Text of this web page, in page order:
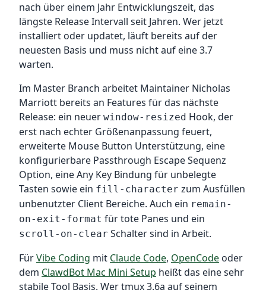
nach über einem Jahr Entwicklungszeit, das
längste Release Intervall seit Jahren. Wer jetzt
installiert oder updatet, läuft bereits auf der
neuesten Basis und muss nicht auf eine 3.7
warten.
Im Master Branch arbeitet Maintainer Nicholas
Marriott bereits an Features für das nächste
Release: ein neuer window-resized Hook, der
erst nach echter Größenanpassung feuert,
erweiterte Mouse Button Unterstützung, eine
konfigurierbare Passthrough Escape Sequenz
Option, eine Any Key Bindung für unbelegte
Tasten sowie ein fill-character zum Ausfüllen
unbenutzter Client Bereiche. Auch ein remain-
on-exit-format für tote Panes und ein
scroll-on-clear Schalter sind in Arbeit.
FürVibe Coding mit Claude Code, OpenCode oder
dem ClawdBot Mac Mini Setup heißt das eine sehr
stabile Tool Basis. Wer tmux 3.6a auf seinem